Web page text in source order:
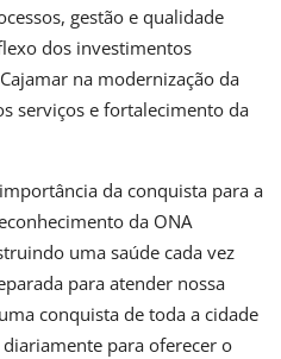
gestão e qualidade
dos investimentos
na modernização da
serviços e fortalecimento da
da conquista para a
da ONA
uma saúde cada vez
para atender nossa
conquista de toda a cidade
para oferecer o